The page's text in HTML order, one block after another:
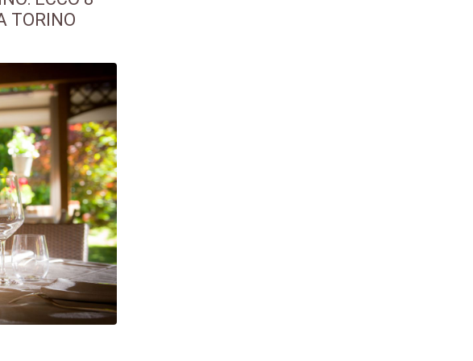
TORINO